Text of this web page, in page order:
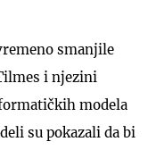
smanjile
i njezini
modela
su pokazali da bi